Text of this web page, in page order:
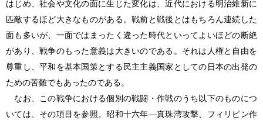
はじめ、社会や文化の面に生じた変化は、近代における明治維新に
匹敵するほど大きなものがある。戦前と戦後とはもちろん連続した
面も多いが、一面ではまったく違った時代といってよいほどの断絶
があり、戦争のもった意義は大きいのである。それは人権と自由を
尊重し、平和を基本国策とする民主主義国家としての日本の出発の
ための苦難でもあったのである。
なお、この戦争における個別の戦闘・作戦のうち以下のものにつ
いては、その項目を参照。昭和十六年―真珠湾攻撃、フィリピン作